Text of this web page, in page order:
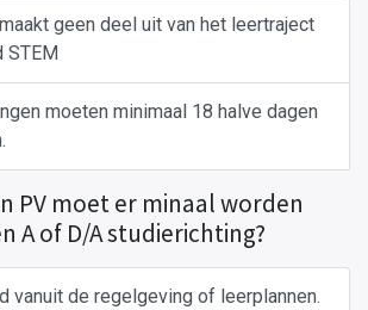
geen deel uit van het leertraject
STEM
moeten minimaal 18 halve dagen
PV moet er minaal worden
A of D/A studierichting?
vanuit de regelgeving of leerplannen.